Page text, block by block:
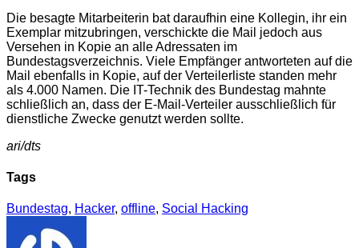
Die besagte Mitarbeiterin bat daraufhin eine Kollegin, ihr ein
Exemplar mitzubringen, verschickte die Mail jedoch aus
Versehen in Kopie an alle Adressaten im
Bundestagsverzeichnis. Viele Empfänger antworteten auf die
Mail ebenfalls in Kopie, auf der Verteilerliste standen mehr
als 4.000 Namen. Die IT-Technik des Bundestag mahnte
schließlich an, dass der E-Mail-Verteiler ausschließlich für
dienstliche Zwecke genutzt werden sollte.
ari/dts
Tags
Bundestag, Hacker, offline, Social Hacking